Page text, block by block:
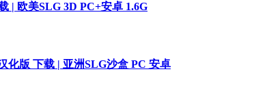
| 欧美SLG 3D PC+安卓 1.6G
化版 下载 | 亚洲SLG沙盒 PC 安卓